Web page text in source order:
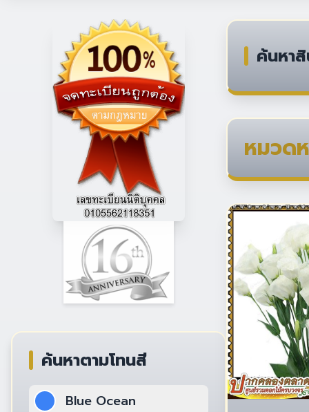
ค้นหาตามโทนสี
Blue Ocean
ค้นหา
หมวด